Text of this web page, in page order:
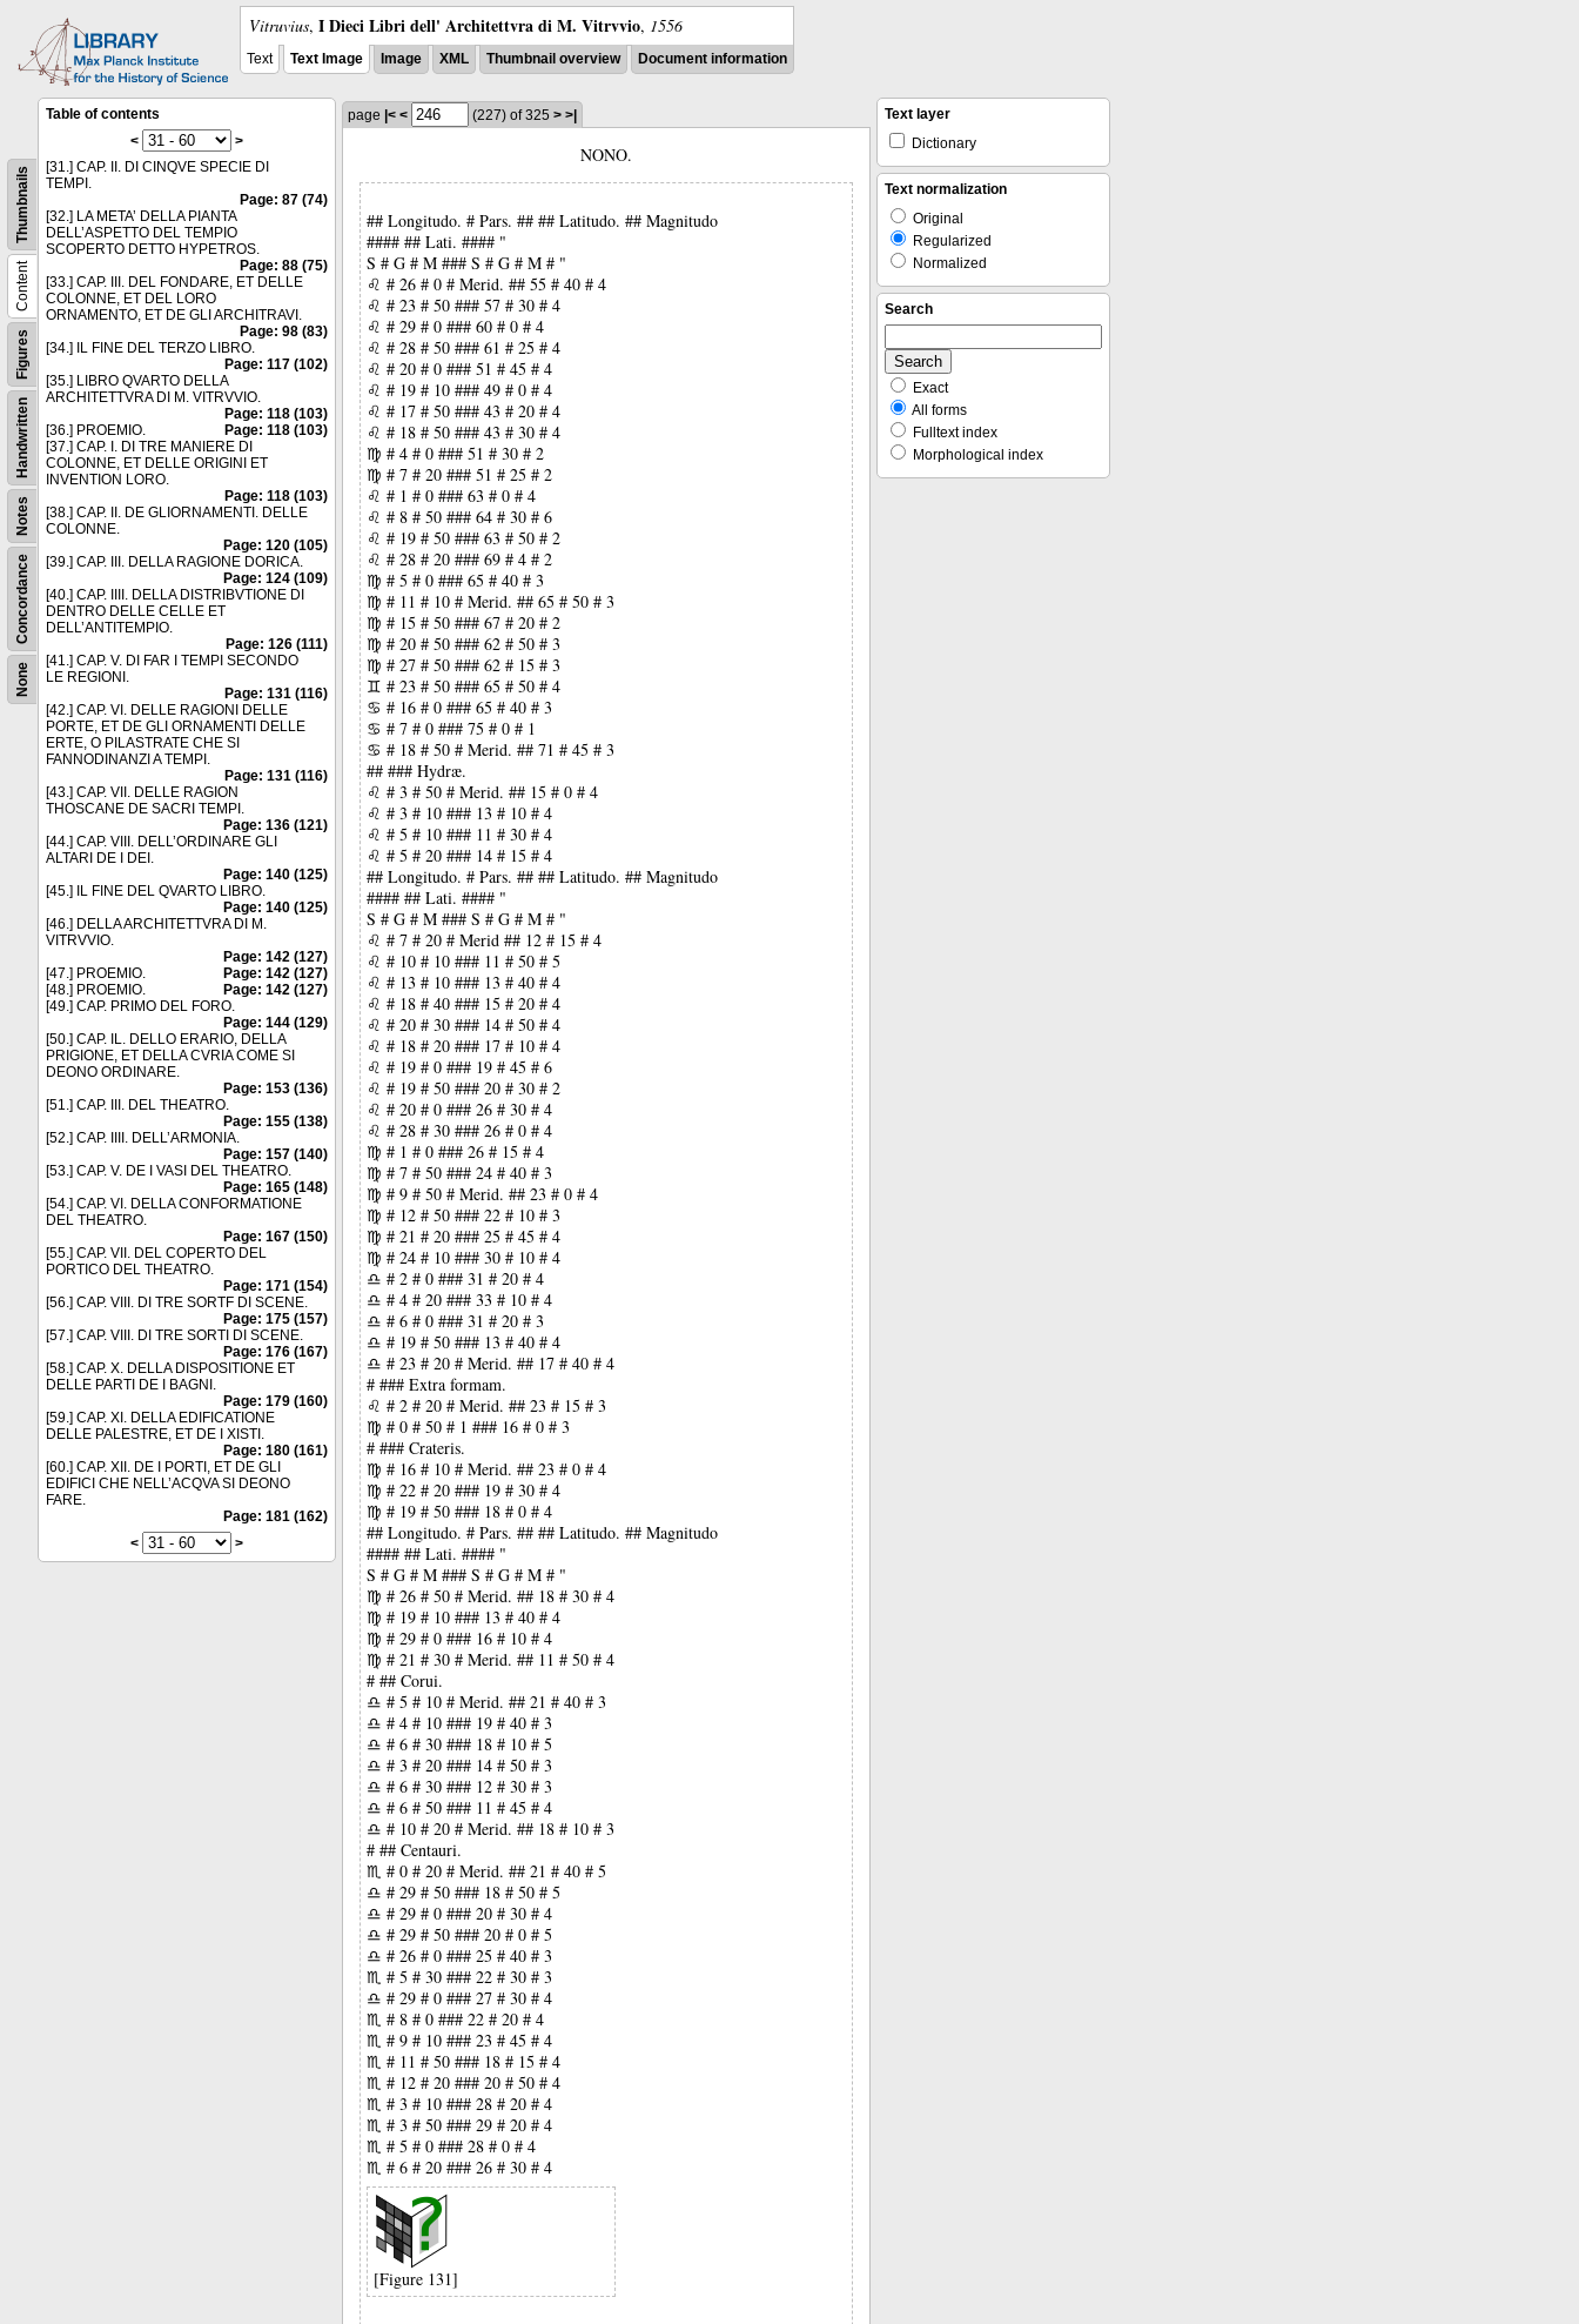
Vitruvius, I Dieci Libri dell' Architettvra di M. Vitrvvio, 1556
Text Text Image Image XML Thumbnail overview Document information
None
Concordance
Notes
Handwritten
Figures
Content
Thumbnails
Table of contents
<
>
[31.] CAP. II. DI CINQVE SPECIE DI
TEMPI.
Page: 87 (74)
[32.] LA META’ DELLA PIANTA
DELL’ASPETTO DEL TEMPIO
SCOPERTO DETTO HYPETROS.
Page: 88 (75)
[33.] CAP. III. DEL FONDARE, ET DELLE
COLONNE, ET DEL LORO
ORNAMENTO, ET DE GLI ARCHITRAVI.
Page: 98 (83)
[34.] IL FINE DEL TERZO LIBRO.
Page: 117 (102)
[35.] LIBRO QVARTO DELLA
ARCHITETTVRA DI M. VITRVVIO.
Page: 118 (103)
[36.] PROEMIO.
Page: 118 (103)
[37.] CAP. I. DI TRE MANIERE DI
COLONNE, ET DELLE ORIGINI ET
INVENTION LORO.
Page: 118 (103)
[38.] CAP. II. DE GLIORNAMENTI. DELLE
COLONNE.
Page: 120 (105)
[39.] CAP. III. DELLA RAGIONE DORICA.
Page: 124 (109)
[40.] CAP. IIII. DELLA DISTRIBVTIONE DI
DENTRO DELLE CELLE ET
DELL’ANTITEMPIO.
Page: 126 (111)
[41.] CAP. V. DI FAR I TEMPI SECONDO
LE REGIONI.
Page: 131 (116)
[42.] CAP. VI. DELLE RAGIONI DELLE
PORTE, ET DE GLI ORNAMENTI DELLE
ERTE, O PILASTRATE CHE SI
FANNODINANZI A TEMPI.
Page: 131 (116)
[43.] CAP. VII. DELLE RAGION
THOSCANE DE SACRI TEMPI.
Page: 136 (121)
[44.] CAP. VIII. DELL’ORDINARE GLI
ALTARI DE I DEI.
Page: 140 (125)
[45.] IL FINE DEL QVARTO LIBRO.
Page: 140 (125)
[46.] DELLA ARCHITETTVRA DI M.
VITRVVIO.
Page: 142 (127)
[47.] PROEMIO.
Page: 142 (127)
[48.] PROEMIO.
Page: 142 (127)
[49.] CAP. PRIMO DEL FORO.
Page: 144 (129)
[50.] CAP. IL. DELLO ERARIO, DELLA
PRIGIONE, ET DELLA CVRIA COME SI
DEONO ORDINARE.
Page: 153 (136)
[51.] CAP. III. DEL THEATRO.
Page: 155 (138)
[52.] CAP. IIII. DELL’ARMONIA.
Page: 157 (140)
[53.] CAP. V. DE I VASI DEL THEATRO.
Page: 165 (148)
[54.] CAP. VI. DELLA CONFORMATIONE
DEL THEATRO.
Page: 167 (150)
[55.] CAP. VII. DEL COPERTO DEL
PORTICO DEL THEATRO.
Page: 171 (154)
[56.] CAP. VIII. DI TRE SORTF DI SCENE.
Page: 175 (157)
[57.] CAP. VIII. DI TRE SORTI DI SCENE.
Page: 176 (167)
[58.] CAP. X. DELLA DISPOSITIONE ET
DELLE PARTI DE I BAGNI.
Page: 179 (160)
[59.] CAP. XI. DELLA EDIFICATIONE
DELLE PALESTRE, ET DE I XISTI.
Page: 180 (161)
[60.] CAP. XII. DE I PORTI, ET DE GLI
EDIFICI CHE NELL’ACQVA SI DEONO
FARE.
Page: 181 (162)
<
>
page |< < (227) of 325 > >|
NONO.
## Longitudo. # Pars. ## ## Latitudo. ## Magnitudo
#### ## Lati. #### "
S # G # M ### S # G # M # "
♌ # 26 # 0 # Merid. ## 55 # 40 # 4
♌ # 23 # 50 ### 57 # 30 # 4
♌ # 29 # 0 ### 60 # 0 # 4
♌ # 28 # 50 ### 61 # 25 # 4
♌ # 20 # 0 ### 51 # 45 # 4
♌ # 19 # 10 ### 49 # 0 # 4
♌ # 17 # 50 ### 43 # 20 # 4
♌ # 18 # 50 ### 43 # 30 # 4
♍ # 4 # 0 ### 51 # 30 # 2
♍ # 7 # 20 ### 51 # 25 # 2
♌ # 1 # 0 ### 63 # 0 # 4
♌ # 8 # 50 ### 64 # 30 # 6
♌ # 19 # 50 ### 63 # 50 # 2
♌ # 28 # 20 ### 69 # 4 # 2
♍ # 5 # 0 ### 65 # 40 # 3
♍ # 11 # 10 # Merid. ## 65 # 50 # 3
♍ # 15 # 50 ### 67 # 20 # 2
♍ # 20 # 50 ### 62 # 50 # 3
♍ # 27 # 50 ### 62 # 15 # 3
♊ # 23 # 50 ### 65 # 50 # 4
♋ # 16 # 0 ### 65 # 40 # 3
♋ # 7 # 0 ### 75 # 0 # 1
♋ # 18 # 50 # Merid. ## 71 # 45 # 3
## ### Hydræ.
♌ # 3 # 50 # Merid. ## 15 # 0 # 4
♌ # 3 # 10 ### 13 # 10 # 4
♌ # 5 # 10 ### 11 # 30 # 4
♌ # 5 # 20 ### 14 # 15 # 4
## Longitudo. # Pars. ## ## Latitudo. ## Magnitudo
#### ## Lati. #### "
S # G # M ### S # G # M # "
♌ # 7 # 20 # Merid ## 12 # 15 # 4
♌ # 10 # 10 ### 11 # 50 # 5
♌ # 13 # 10 ### 13 # 40 # 4
♌ # 18 # 40 ### 15 # 20 # 4
♌ # 20 # 30 ### 14 # 50 # 4
♌ # 18 # 20 ### 17 # 10 # 4
♌ # 19 # 0 ### 19 # 45 # 6
♌ # 19 # 50 ### 20 # 30 # 2
♌ # 20 # 0 ### 26 # 30 # 4
♌ # 28 # 30 ### 26 # 0 # 4
♍ # 1 # 0 ### 26 # 15 # 4
♍ # 7 # 50 ### 24 # 40 # 3
♍ # 9 # 50 # Merid. ## 23 # 0 # 4
♍ # 12 # 50 ### 22 # 10 # 3
♍ # 21 # 20 ### 25 # 45 # 4
♍ # 24 # 10 ### 30 # 10 # 4
♎ # 2 # 0 ### 31 # 20 # 4
♎ # 4 # 20 ### 33 # 10 # 4
♎ # 6 # 0 ### 31 # 20 # 3
♎ # 19 # 50 ### 13 # 40 # 4
♎ # 23 # 20 # Merid. ## 17 # 40 # 4
# ### Extra formam.
♌ # 2 # 20 # Merid. ## 23 # 15 # 3
♍ # 0 # 50 # 1 ### 16 # 0 # 3
# ### Crateris.
♍ # 16 # 10 # Merid. ## 23 # 0 # 4
♍ # 22 # 20 ### 19 # 30 # 4
♍ # 19 # 50 ### 18 # 0 # 4
## Longitudo. # Pars. ## ## Latitudo. ## Magnitudo
#### ## Lati. #### "
S # G # M ### S # G # M # "
♍ # 26 # 50 # Merid. ## 18 # 30 # 4
♍ # 19 # 10 ### 13 # 40 # 4
♍ # 29 # 0 ### 16 # 10 # 4
♍ # 21 # 30 # Merid. ## 11 # 50 # 4
# ## Corui.
♎ # 5 # 10 # Merid. ## 21 # 40 # 3
♎ # 4 # 10 ### 19 # 40 # 3
♎ # 6 # 30 ### 18 # 10 # 5
♎ # 3 # 20 ### 14 # 50 # 3
♎ # 6 # 30 ### 12 # 30 # 3
♎ # 6 # 50 ### 11 # 45 # 4
♎ # 10 # 20 # Merid. ## 18 # 10 # 3
# ## Centauri.
♏ # 0 # 20 # Merid. ## 21 # 40 # 5
♎ # 29 # 50 ### 18 # 50 # 5
♎ # 29 # 0 ### 20 # 30 # 4
♎ # 29 # 50 ### 20 # 0 # 5
♎ # 26 # 0 ### 25 # 40 # 3
♏ # 5 # 30 ### 22 # 30 # 3
♎ # 29 # 0 ### 27 # 30 # 4
♏ # 8 # 0 ### 22 # 20 # 4
♏ # 9 # 10 ### 23 # 45 # 4
♏ # 11 # 50 ### 18 # 15 # 4
♏ # 12 # 20 ### 20 # 50 # 4
♏ # 3 # 10 ### 28 # 20 # 4
♏ # 3 # 50 ### 29 # 20 # 4
♏ # 5 # 0 ### 28 # 0 # 4
♏ # 6 # 20 ### 26 # 30 # 4
[Figure 131]
Text layer
Dictionary
Text normalization
Original
Regularized
Normalized
Search
Exact
All forms
Fulltext index
Morphological index